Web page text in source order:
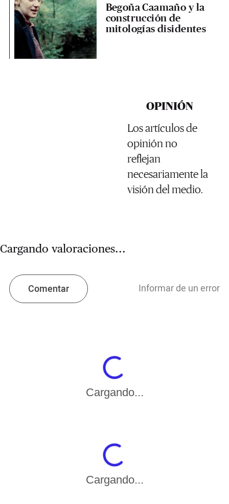
Begoña Caamaño y la
construcción de
mitologías disidentes
OPINIÓN
Los artículos de
opinión no
reflejan
necesariamente la
visión del medio.
Cargando valoraciones...
Comentar Informar de un error
Cargando...
Cargando...